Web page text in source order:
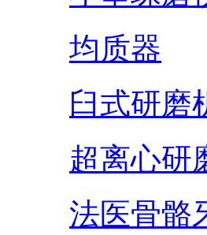
均质器
臼式研磨
超离心研
法医骨骼